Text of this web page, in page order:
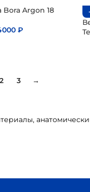
Bora Argon 18
₽
2 3 →